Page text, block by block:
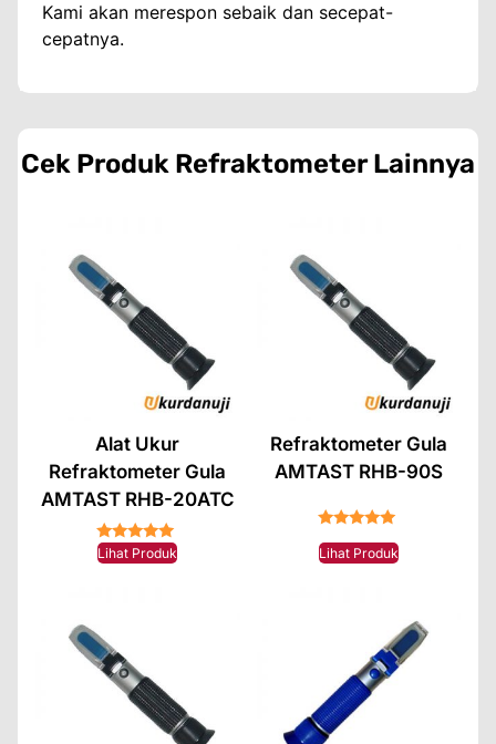
Kami akan merespon sebaik dan secepat-
cepatnya.
Cek Produk RefraktometerLainnya
Alat Ukur
Refraktometer Gula
AMTAST RHB-20ATC
★★★★★
Lihat Produk
Refraktometer Gula
AMTAST RHB-90S
Lihat Produk